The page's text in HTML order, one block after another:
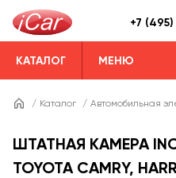
+7
КАТАЛОГ МЕНЮ
/ Каталог / Автомобильная
ШТАТНАЯ КАМЕРА
TOYOTA CAMRY,